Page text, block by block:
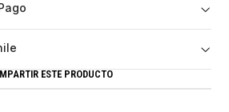
ESTE PRODUCTO